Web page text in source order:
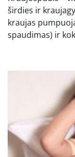
širdies ir
kraujas
spaudimas) ir